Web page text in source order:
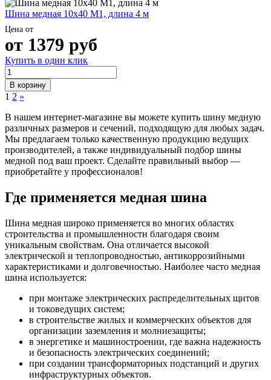
Шина медная 10х40 М1, длина 4 м
Цена от
от 1379 руб
Купить в один клик
В корзину
1 2 »
В нашем интернет-магазине вы можете купить шину медную
различных размеров и сечений, подходящую для любых задач.
Мы предлагаем только качественную продукцию ведущих
производителей, а также индивидуальный подбор шины
медной под ваш проект. Сделайте правильный выбор —
приобретайте у профессионалов!
Где применяется медная шина
Шина медная широко применяется во многих областях
строительства и промышленности благодаря своим
уникальным свойствам. Она отличается высокой
электрической и теплопроводностью, антикоррозийными
характеристиками и долговечностью. Наиболее часто медная
шина используется:
при монтаже электрических распределительных щитов
и токоведущих систем;
в строительстве жилых и коммерческих объектов для
организации заземления и молниезащиты;
в энергетике и машиностроении, где важна надежность
и безопасность электрических соединений;
при создании трансформаторных подстанций и других
инфраструктурных объектов.